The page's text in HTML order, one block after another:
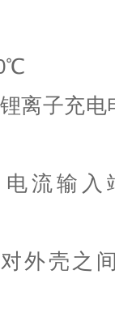
℃
离子充
流输入
外壳之